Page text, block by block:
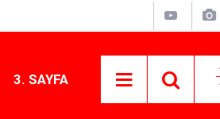
3. SAYFA